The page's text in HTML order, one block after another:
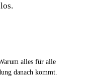
alles für alle
danach kommt.